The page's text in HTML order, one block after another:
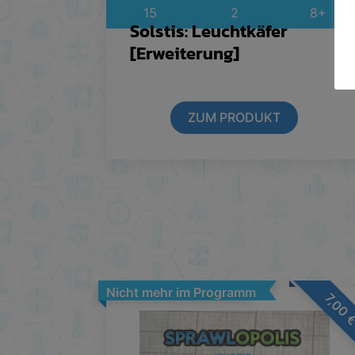
Solstis: Leuchtkäfer
[Erweiterung]
ZUM PRODUKT
15 2 8+
7,00
Nicht mehr im Programm